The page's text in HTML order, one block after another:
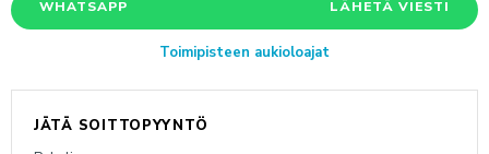
ANNA PALAUTETTA
WHATSAPP LÄHETÄ VIESTI
Toimipisteen aukioloajat
JÄTÄ SOITTOPYYNTÖ